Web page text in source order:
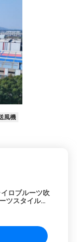
風機
ロブルーツ吹
ツスタイルの